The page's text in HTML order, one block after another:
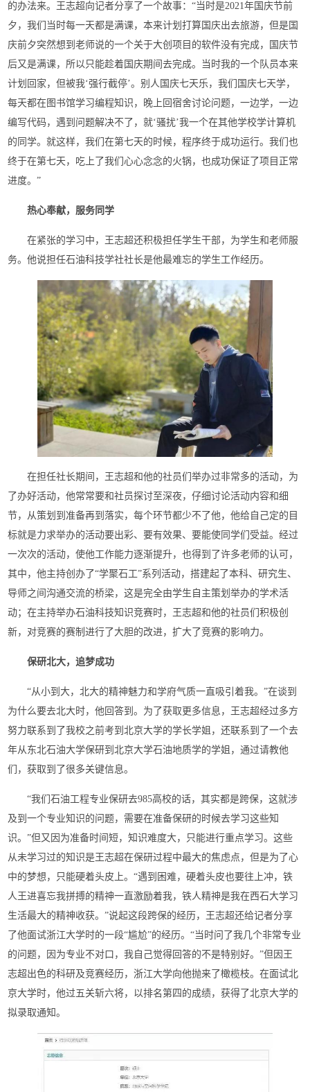
的办法来。王志超向记者分享了一个故事：“当时是2021年国庆节前
夕，我们当时每一天都是满课，本来计划打算国庆出去旅游，但是国
庆前夕突然想到老师说的一个关于大创项目的软件没有完成，国庆节
后又是满课，所以只能趁着国庆期间去完成。当时我的一个队员本来
计划回家，但被我‘强行截停’。别人国庆七天乐，我们国庆七天学，
每天都在图书馆学习编程知识，晚上回宿舍讨论问题，一边学，一边
编写代码，遇到问题解决不了，就‘骚扰’我一个在其他学校学计算机
的同学。就这样，我们在第七天的时候，程序终于成功运行。我们也
终于在第七天，吃上了我们心心念念的火锅，也成功保证了项目正常
进度。”
热心奉献，服务同学
在紧张的学习中，王志超还积极担任学生干部，为学生和老师服
务。他说担任石油科技学社社长是他最难忘的学生工作经历。
在担任社长期间，王志超和他的社员们举办过非常多的活动，为
了办好活动，他常常要和社员探讨至深夜，仔细讨论活动内容和细
节，从策划到准备再到落实，每个环节都少不了他，他给自己定的目
标就是力求举办的活动要出彩、要有效果、要能使同学们受益。经过
一次次的活动，使他工作能力逐渐提升，也得到了许多老师的认可，
其中，他主持创办了“学聚石工”系列活动，搭建起了本科、研究生、
导师之间沟通交流的桥梁，这是完全由学生自主策划举办的学术活
动；在主持举办石油科技知识竞赛时，王志超和他的社员们积极创
新，对竞赛的赛制进行了大胆的改进，扩大了竞赛的影响力。
保研北大，追梦成功
“从小到大，北大的精神魅力和学府气质一直吸引着我。”在谈到
为什么要去北大时，他回答到。为了获取更多信息，王志超经过多方
努力联系到了我校之前考到北京大学的学长学姐，还联系到了一个去
年从东北石油大学保研到北京大学石油地质学的学姐，通过请教他
们，获取到了很多关键信息。
“我们石油工程专业保研去985高校的话，其实都是跨保，这就涉
及到一个专业知识的问题，需要在准备保研的时候去学习这些知
识。”但又因为准备时间短，知识难度大，只能进行重点学习。这些
从未学习过的知识是王志超在保研过程中最大的焦虑点，但是为了心
中的梦想，只能硬着头皮上。“遇到困难，硬着头皮也要往上冲，铁
人王进喜忘我拼搏的精神一直激励着我，铁人精神是我在西石大学习
生活最大的精神收获。”说起这段跨保的经历，王志超还给记者分享
了他面试浙江大学时的一段“尴尬”的经历。“当时问了我几个非常专业
的问题，因为专业不对口，我自己觉得回答的不是特别好。”但因王
志超出色的科研及竞赛经历，浙江大学向他抛来了橄榄枝。在面试北
京大学时，他过五关斩六将，以排名第四的成绩，获得了北京大学的
拟录取通知。